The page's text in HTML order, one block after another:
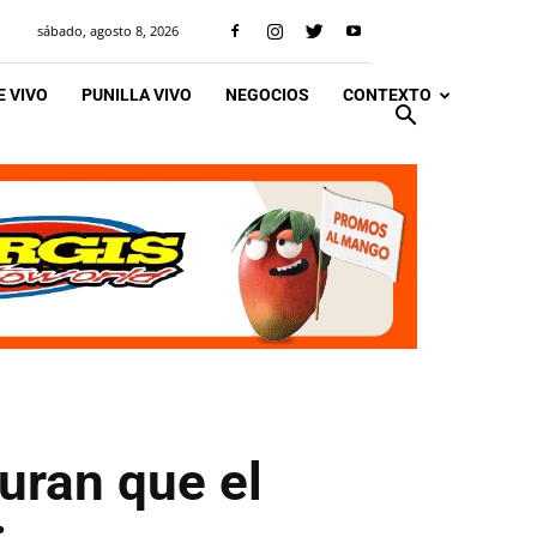
sábado, agosto 8, 2026
VIVO PUNILLA VIVO NEGOCIOS CONTEXTO
que el